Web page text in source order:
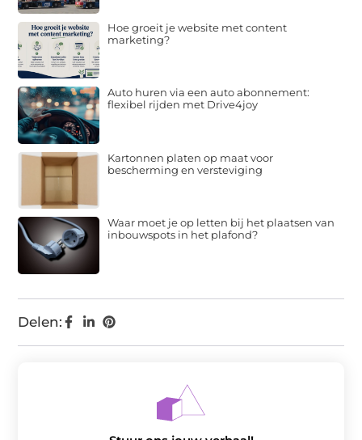
Delen:
Hoe groeit je website met content
marketing?
Auto huren via een auto abonnement:
flexibel rijden met Drive4joy
Kartonnen platen op maat voor
bescherming en versteviging
Waar moet je op letten bij het plaatsen van
inbouwspots in het plafond?